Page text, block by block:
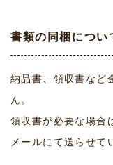
書類の同梱につい
納品書、領収書など
ん。
領収書が必要な場合
メールにて送らせて